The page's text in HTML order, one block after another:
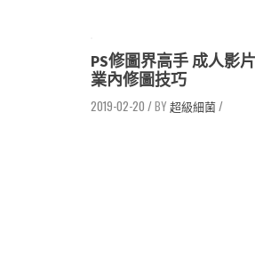
PS修圖界高手 成人影
業內修圖技巧
2019-02-20 / 超級細菌/